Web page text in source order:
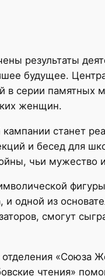
результаты
будущее.
в серии памятных
женщин.
станет
и бесед для
чьи мужество
одной из
смогут
отделения
чтения»